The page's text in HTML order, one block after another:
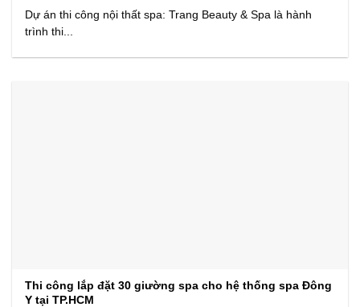
Dự án thi công nội thất spa: Trang Beauty & Spa là hành
trình thi...
Thi công lắp đặt 30 giường spa cho hệ thống spa Đông
Y tại TP.HCM